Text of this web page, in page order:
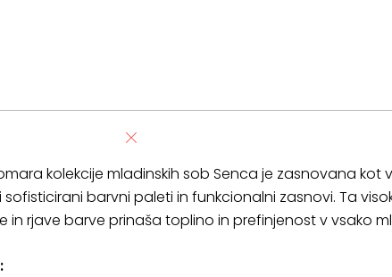
kolekcije mladinskih sob Senca je zasnovana
barvni paleti in funkcionalni zasnovi. Ta
in rjave barve prinaša toplino in prefinjenost v vsako